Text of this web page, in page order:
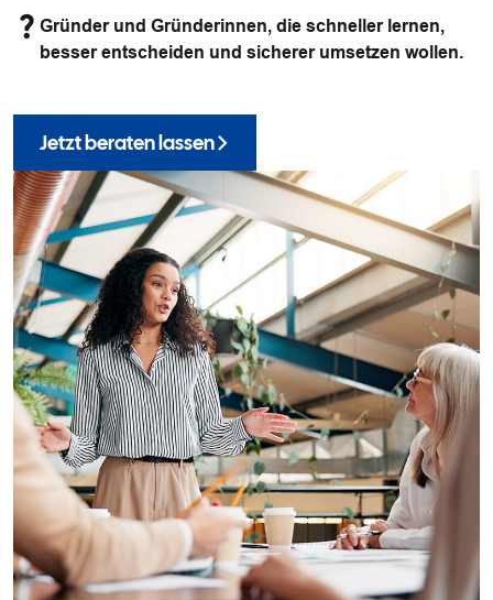
Gründer und Gründerinnen, die schneller lernen,
besser entscheiden und sicherer umsetzen wollen.
Jetzt beraten lassen